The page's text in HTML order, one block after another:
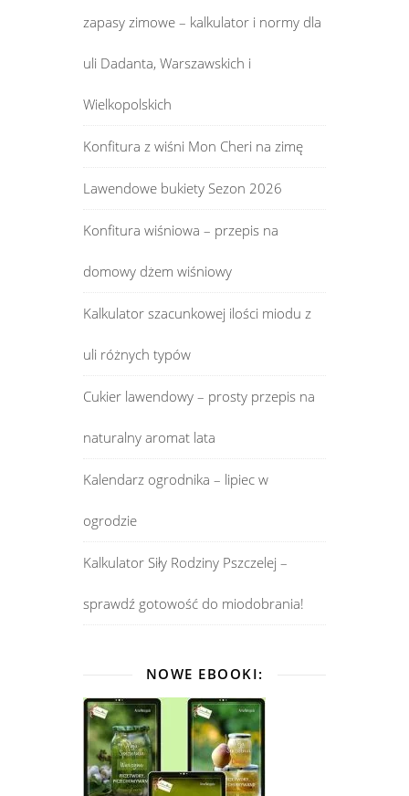
zapasy zimowe – kalkulator i normy dla
uli Dadanta, Warszawskich i
Wielkopolskich
Konfitura z wiśni Mon Cheri na zimę
Lawendowe bukiety Sezon 2026
Konfitura wiśniowa – przepis na
domowy dżem wiśniowy
Kalkulator szacunkowej ilości miodu z
uli różnych typów
Cukier lawendowy – prosty przepis na
naturalny aromat lata
Kalendarz ogrodnika – lipiec w
ogrodzie
Kalkulator Siły Rodziny Pszczelej –
sprawdź gotowość do miodobrania!
NOWE EBOOKI: